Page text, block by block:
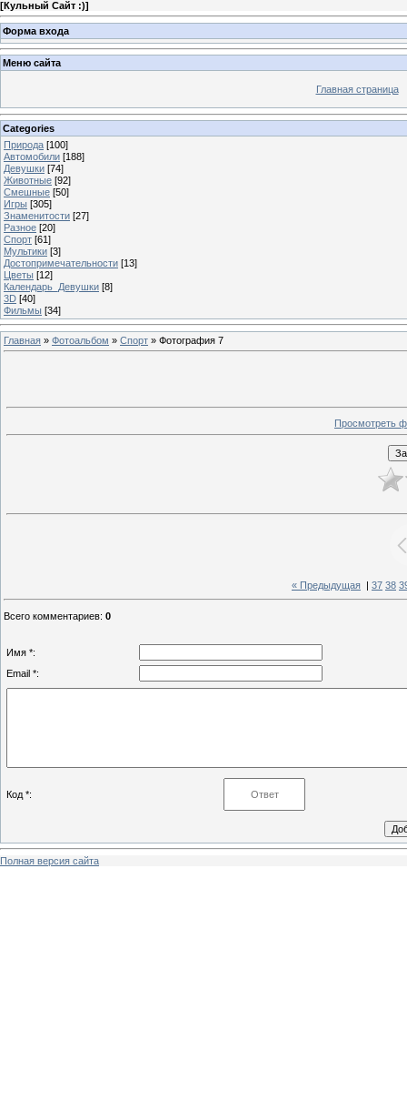
[Кульный Сайт :)]
Форма входа
Меню сайта
Главная страница
Categories
Природа [100]
Автомобили [188]
Девушки [74]
Животные [92]
Смешные [50]
Игры [305]
Знаменитости [27]
Разное [20]
Спорт [61]
Мультики [3]
Достопримечательности [13]
Цветы [12]
Календарь_Девушки [8]
3D [40]
Фильмы [34]
Главная » Фотоальбом » Спорт » Фотография 7
Просмотреть
« Предыдущая 37 38
Всего комментариев: 0
Имя *:
Email *:
Код *:
Полная версия сайта